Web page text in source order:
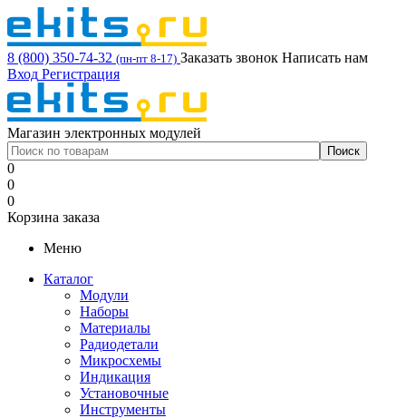
8 (800) 350-74-32 (пн-пт 8-17) Заказать звонок Написать нам
Вход Регистрация
Магазин электронных модулей
0
0
0
Корзина заказа
Меню
Каталог
Модули
Наборы
Материалы
Радиодетали
Микросхемы
Индикация
Установочные
Инструменты